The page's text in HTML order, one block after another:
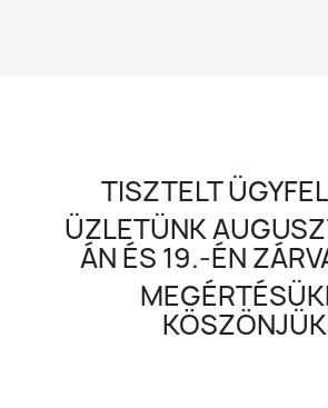
TISZTELT
ÜZLETÜNK
ÁN ÉS 19.-ÉN